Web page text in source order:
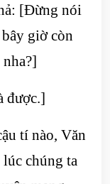
[Đừng nói
giờ còn
được.]
tí nào, Văn
chúng ta